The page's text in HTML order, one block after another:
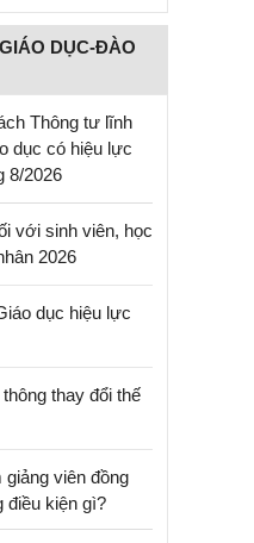
DỤC-ĐÀO
Thông tư lĩnh
dục có hiệu lực
8/2026
với sinh viên, học
2026
dục hiệu lực
thay đổi thế
viên đồng
điều kiện gì?